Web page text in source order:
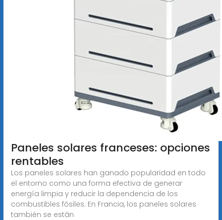
Paneles solares franceses: opciones
rentables
Los paneles solares han ganado popularidad en todo
el entorno como una forma efectiva de generar
energía limpia y reducir la dependencia de los
combustibles fósiles. En Francia, los paneles solares
también se están